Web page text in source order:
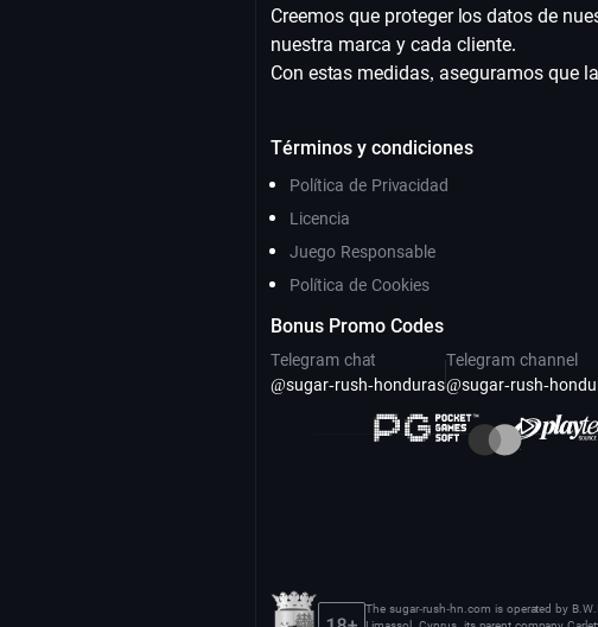
Creemos que proteger los datos de
nuestra marca y cada cliente.
Con estas medidas, aseguramos que
Términos y condiciones
Política de Privacidad
Licencia
Juego Responsable
Política de Cookies
Bonus Promo Codes
Telegram chat
@sugar-rush-honduras
Telegram channel
@sugar-rush-
The sugar-rush-hn.com is operated by